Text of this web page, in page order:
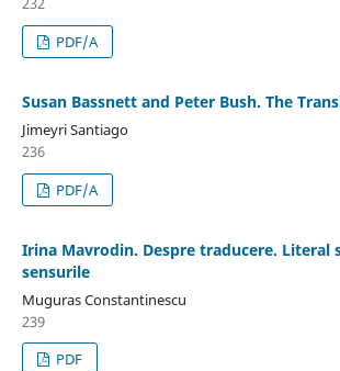
PDF/A
Susan Bassnett and Peter Bush. The
Jimeyri Santiago
236
PDF/A
Irina Mavrodin. Despre traducere. Literal
sensurile
Muguras Constantinescu
239
PDF